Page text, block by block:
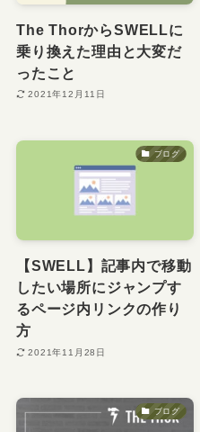
The ThorからSWELLに
乗り換えた理由と大変だ
ったこと
2021年12月11日
ブログ
【SWELL】記事内で移動
したい場所にジャンプす
るページ内リンクの作り
方
2021年11月28日
ブログ